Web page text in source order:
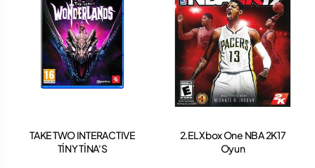
TAKE TWO INTERACTIVE
TİNY TİNA'S
2.EL Xbox One NBA 2K17
Oyun